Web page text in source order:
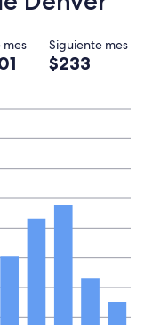
mes Siguiente mes
$233